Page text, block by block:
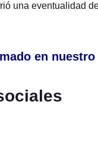
una eventualidad
en